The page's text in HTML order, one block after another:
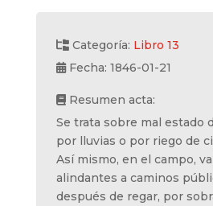
Categoría: Libro 13
Fecha: 1846-01-21
Resumen acta:
Se trata sobre mal estado
por lluvias o por riego de
Así mismo, en el campo,
alindantes a caminos
después de regar, por